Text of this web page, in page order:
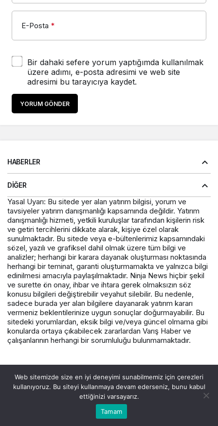
E-Posta *
Bir dahaki sefere yorum yaptığımda kullanılmak
üzere adımı, e-posta adresimi ve web site
adresimi bu tarayıcıya kaydet.
YORUM GÖNDER
HABERLER
DIĞER
Yasal Uyarı: Bu sitede yer alan yatırım bilgisi, yorum ve
tavsiyeler yatırım danışmanlığı kapsamında değildir. Yatırım
danışmanlığı hizmeti, yetkili kuruluşlar tarafından kişilerin risk
ve getiri tercihlerini dikkate alarak, kişiye özel olarak
sunulmaktadır. Bu sitede veya e-bültenlerimiz kapsamındaki
sözel, yazılı ve grafiksel dahil olmak üzere tüm bilgi ve
analizler; herhangi bir karara dayanak oluşturması noktasında
herhangi bir teminat, garanti oluşturmamakta ve yalnızca bilgi
edinilmesi amacıyla paylaşılmaktadır. Ninja News hiçbir şekil
ve surette ön onay, ihbar ve ihtara gerek olmaksızın söz
konusu bilgileri değiştirebilir veyahut silebilir. Bu nedenle,
sadece burada yer alan bilgilere dayanarak yatırım kararı
vermeniz beklentilerinize uygun sonuçlar doğurmayabilir. Bu
sitedeki yorumlardan, eksik bilgi ve/veya güncel olmama gibi
konularda ortaya çıkabilecek zararlardan Varış Haber ve
çalışanlarının herhangi bir sorumluluğu bulunmamaktadır.
Hesabım
Web sitemizde size en iyi deneyimi sunabilmemiz için çerezleri
kullanıyoruz. Bu siteyi kullanmaya devam ederseniz, bunu kabul
ettiğinizi varsayarız.
Tamam